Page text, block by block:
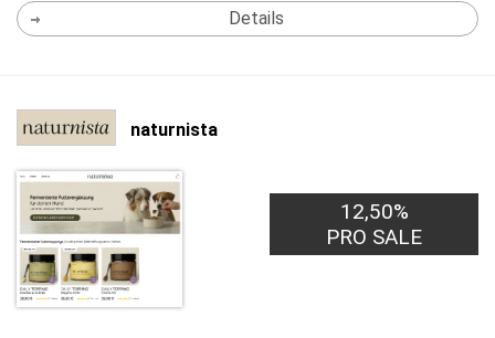
Details
naturnista
12,50%
PRO SALE